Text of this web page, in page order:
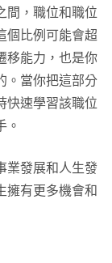
間，職位和職位
個比例可能會超
移能力，也是你
。當你把這部分
快速學習該職位
。
業發展和人生發
擁有更多機會和